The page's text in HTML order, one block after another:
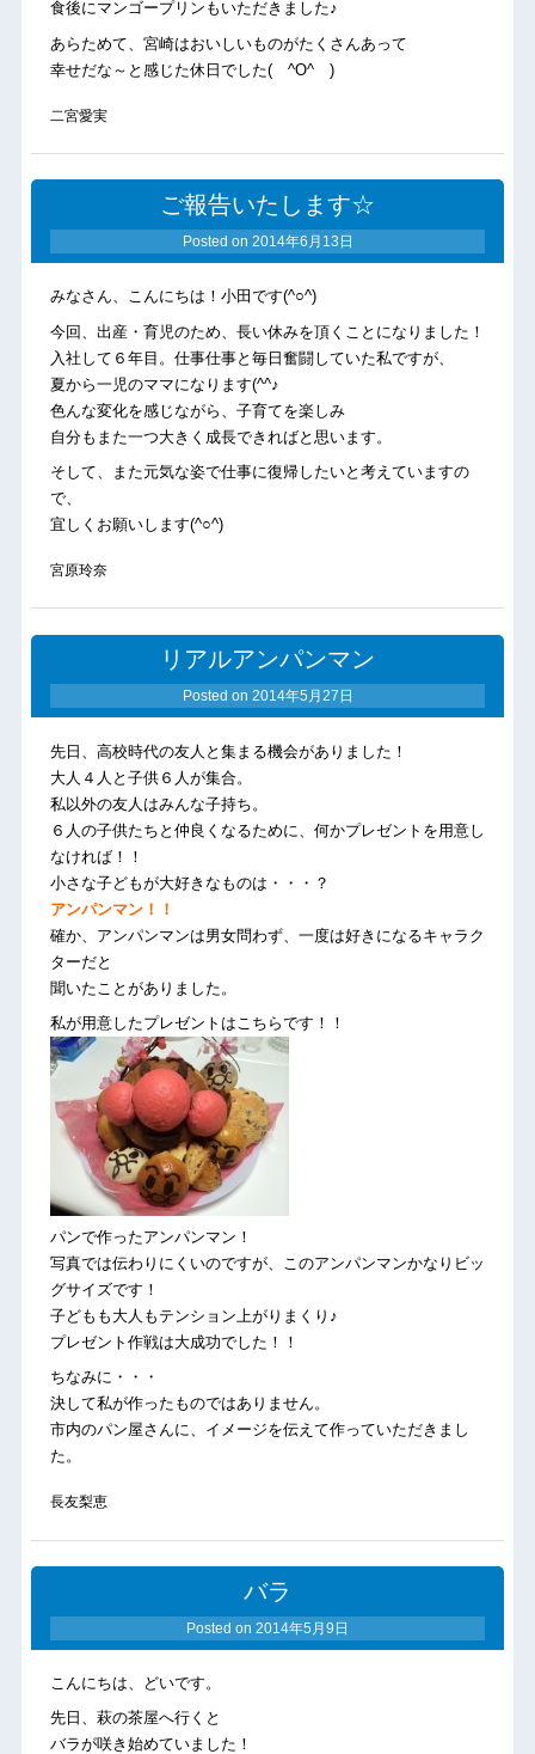
食後にマンゴープリンもいただきました♪
あらためて、宮崎はおいしいものがたくさんあって
幸せだな～と感じた休日でした( ^O^ )
二宮愛実
ご報告いたします☆
Posted on 2014年6月13日
みなさん、こんにちは！小田です(^○^)
今回、出産・育児のため、長い休みを頂くことになりました！
入社して６年目。仕事仕事と毎日奮闘していた私ですが、
夏から一児のママになります(^^♪
色んな変化を感じながら、子育てを楽しみ
自分もまた一つ大きく成長できればと思います。
そして、また元気な姿で仕事に復帰したいと考えていますの
で、
宜しくお願いします(^○^)
宮原玲奈
リアルアンパンマン
Posted on 2014年5月27日
先日、高校時代の友人と集まる機会がありました！
大人４人と子供６人が集合。
私以外の友人はみんな子持ち。
６人の子供たちと仲良くなるために、何かプレゼントを用意し
なければ！！
小さな子どもが大好きなものは・・・？
アンパンマン！！
確か、アンパンマンは男女問わず、一度は好きになるキャラク
ターだと
聞いたことがありました。
私が用意したプレゼントはこちらです！！
パンで作ったアンパンマン！
写真では伝わりにくいのですが、このアンパンマンかなりビッ
グサイズです！
子どもも大人もテンション上がりまくり♪
プレゼント作戦は大成功でした！！
ちなみに・・・
決して私が作ったものではありません。
市内のパン屋さんに、イメージを伝えて作っていただきまし
た。
長友梨恵
バラ
Posted on 2014年5月9日
こんにちは、どいです。
先日、萩の茶屋へ行くと
バラが咲き始めていました！